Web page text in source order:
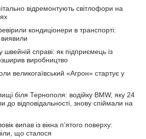
відремонтують світлофори на
кондиціонери в транспорті:
швейній справі: як підприємець із
виробництво
великогаївський «Агрон» стартує у
біля Тернополя: водійку BMW, яку 24
до відповідальності, знову спіймали на
випав із вікна п’ятого поверху:
що сталося